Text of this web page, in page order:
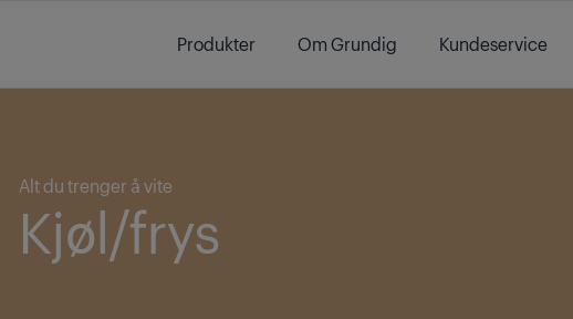
Produkter
Om Grundig Kundeservice
Alt du trenger å vite
Kjøl/frys